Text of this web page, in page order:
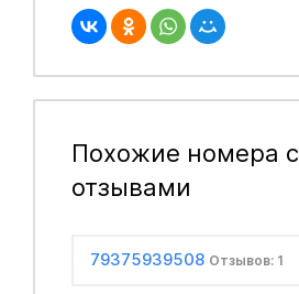
Похожие номера с
отзывами
79375939508 Отзывов: 1